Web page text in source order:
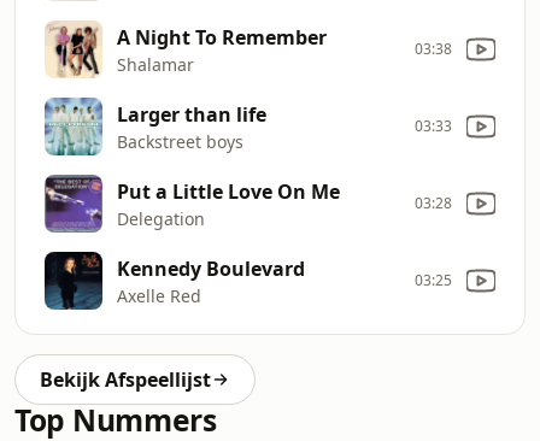
A Night To Remember
Shalamar
03:38
Larger than life
Backstreet boys
03:33
Put a Little Love On Me
Delegation
03:28
Kennedy Boulevard
Axelle Red
03:25
Bekijk Afspeellijst
Top Nummers